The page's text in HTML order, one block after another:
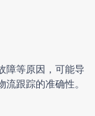
障等原因，可能导
跟踪的准确性。